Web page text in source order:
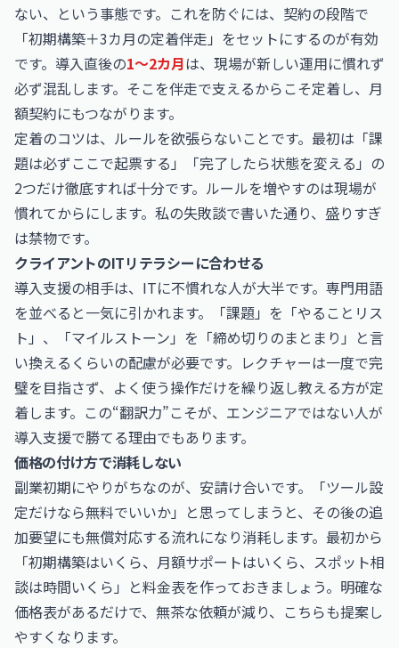
ない、という事態です。これを防ぐには、契約の段階で
「初期構築＋3カ月の定着伴走」をセットにするのが有効
です。導入直後の1〜2カ月は、現場が新しい運用に慣れず
必ず混乱します。そこを伴走で支えるからこそ定着し、月
額契約にもつながります。
定着のコツは、ルールを欲張らないことです。最初は「課
題は必ずここで起票する」「完了したら状態を変える」の
2つだけ徹底すれば十分です。ルールを増やすのは現場が
慣れてからにします。私の失敗談で書いた通り、盛りすぎ
は禁物です。
クライアントのITリテラシーに合わせる
導入支援の相手は、ITに不慣れな人が大半です。専門用語
を並べると一気に引かれます。「課題」を「やることリス
ト」、「マイルストーン」を「締め切りのまとまり」と言
い換えるくらいの配慮が必要です。レクチャーは一度で完
璧を目指さず、よく使う操作だけを繰り返し教える方が定
着します。この“翻訳力”こそが、エンジニアではない人が
導入支援で勝てる理由でもあります。
価格の付け方で消耗しない
副業初期にやりがちなのが、安請け合いです。「ツール設
定だけなら無料でいいか」と思ってしまうと、その後の追
加要望にも無償対応する流れになり消耗します。最初から
「初期構築はいくら、月額サポートはいくら、スポット相
談は時間いくら」と料金表を作っておきましょう。明確な
価格表があるだけで、無茶な依頼が減り、こちらも提案し
やすくなります。